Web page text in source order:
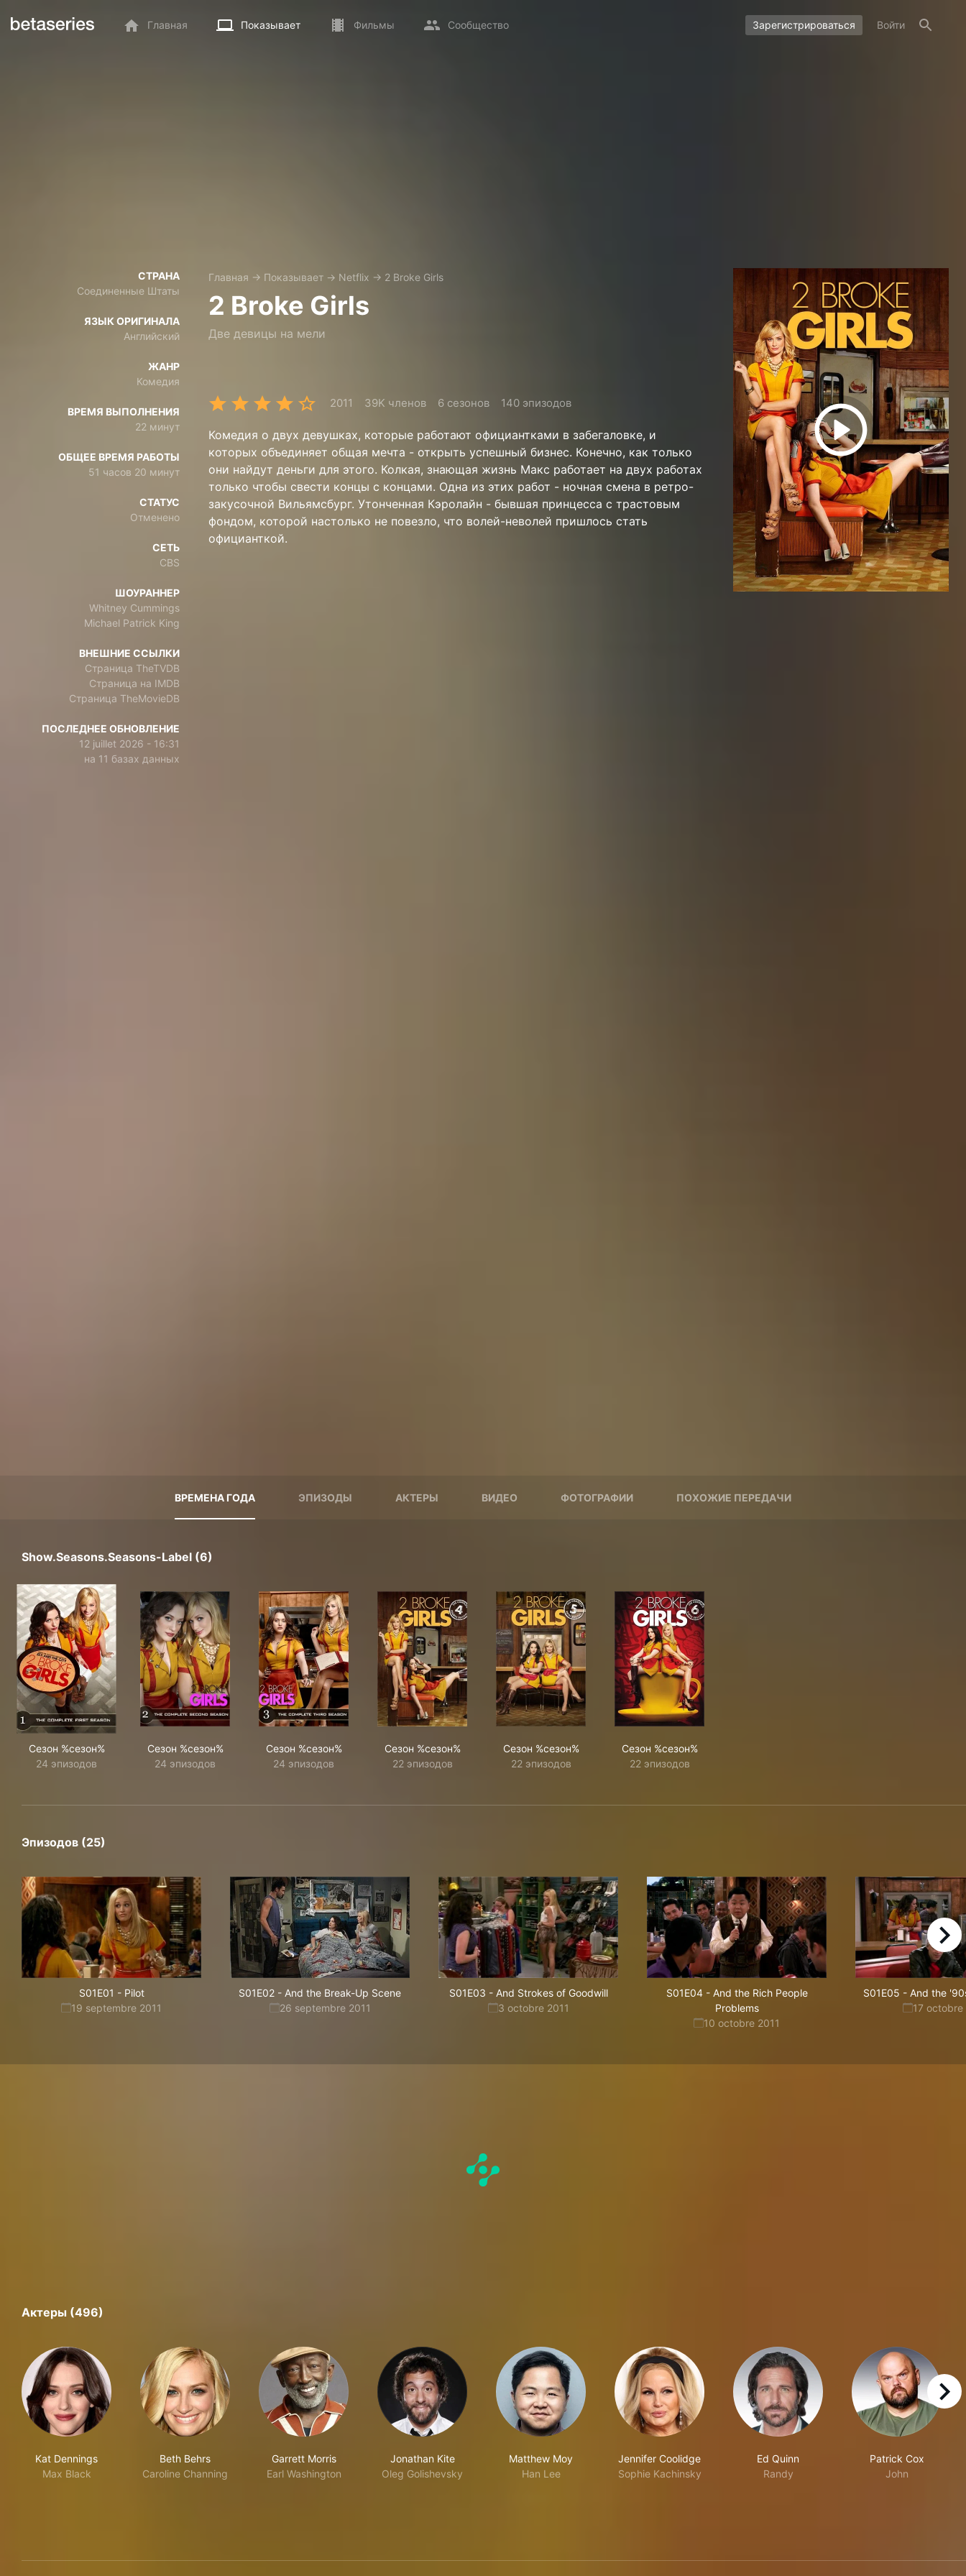
Главная Показывает Фильмы Сообщество Зарегистрироваться Войти
СТРАНА
Соединенные Штаты
ЯЗЫК ОРИГИНАЛА
Английский
ЖАНР
Комедия
ВРЕМЯ ВЫПОЛНЕНИЯ
22 минут
ОБЩЕЕ ВРЕМЯ РАБОТЫ
51 часов 20 минут
СТАТУС
Отменено
СЕТЬ
CBS
ШОУРАННЕР
Whitney Cummings
Michael Patrick King
ВНЕШНИЕ ССЫЛКИ
Страница TheTVDB
Страница на IMDB
Страница TheMovieDB
ПОСЛЕДНЕЕ ОБНОВЛЕНИЕ
12 juillet 2026 - 16:31
на 11 базах данных
Главная → Показывает → Netflix → 2 Broke Girls
2 Broke Girls
Две девицы на мели
2011 39K членов 6 сезонов 140 эпизодов
Комедия о двух девушках, которые работают официантками в забегаловке, и
которых объединяет общая мечта - открыть успешный бизнес. Конечно, как только
они найдут деньги для этого. Колкая, знающая жизнь Макс работает на двух работах
только чтобы свести концы с концами. Одна из этих работ - ночная смена в ретро-
закусочной Вильямсбург. Утонченная Кэролайн - бывшая принцесса с трастовым
фондом, которой настолько не повезло, что волей-неволей пришлось стать
официанткой.
ВРЕМЕНА ГОДА ЭПИЗОДЫ АКТЕРЫ ВИДЕО ФОТОГРАФИИ ПОХОЖИЕ ПЕРЕДАЧИ
Show.seasons.seasons-Label (6)
Сезон %сезон%
24 эпизодов
Сезон %сезон%
24 эпизодов
Сезон %сезон%
24 эпизодов
Сезон %сезон%
22 эпизодов
Сезон %сезон%
22 эпизодов
Сезон %сезон%
22 эпизодов
Эпизодов (25)
S01E01 - Pilot
19 septembre 2011
S01E02 - And the Break-Up Scene
26 septembre 2011
S01E03 - And Strokes of Goodwill
3 octobre 2011
S01E04- And the Rich People
Problems
10 octobre 2011
S01E05 - And the
17 octobre
right
Актеры (496)
Kat Dennings
Max Black
Beth Behrs
Caroline Channing
Garrett Morris
Earl Washington
Jonathan Kite
Oleg Golishevsky
Matthew Moy
Han Lee
Jennifer Coolidge
Sophie Kachinsky
Ed Quinn
Randy
Patrick Cox
John
right